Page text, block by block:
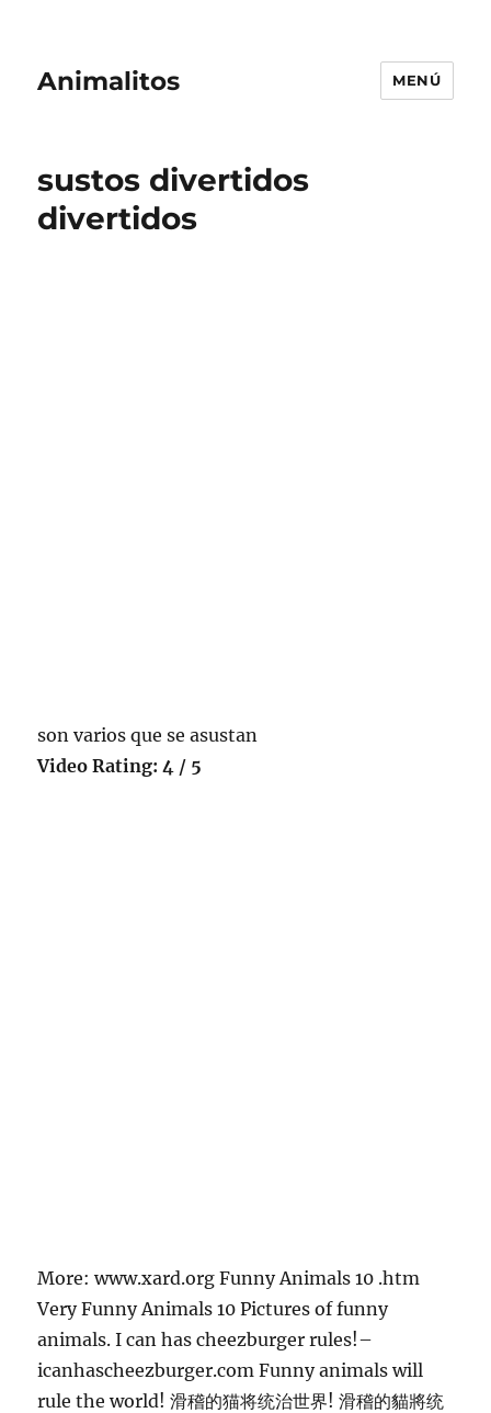
Animalitos MENÚ
sustos divertidos
divertidos
son varios que se asustan
Video Rating: 4 / 5
More: www.xard.org Funny Animals 10 .htm
Very Funny Animals 10 Pictures of funny
animals. I can has cheezburger rules!–
icanhascheezburger.com Funny animals will
rule the world! 滑稽的猫将统治世界! 滑稽的貓將统